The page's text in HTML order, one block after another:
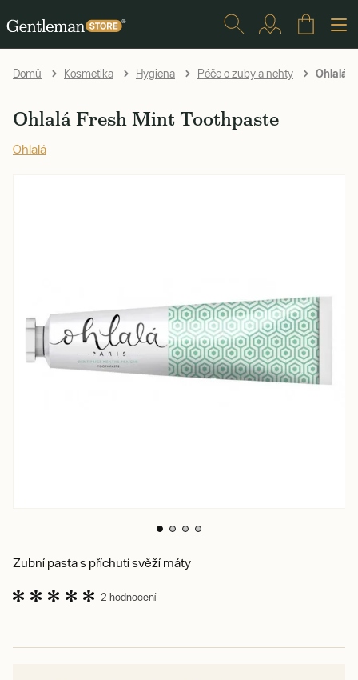
Domů Kosmetika Hygiena Péče o zuby a nehty Ohlalá
Ohlalá Fresh Mint Toothpaste
Ohlalá
Zubní pasta s příchutí svěží máty
2 hodnocení